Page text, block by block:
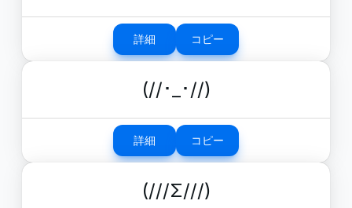
詳細 コピー
(//･_･//)
詳細 コピー
(///Σ///)